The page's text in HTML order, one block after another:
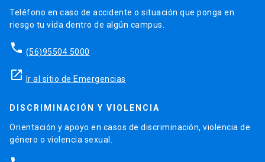
Teléfono en caso de accidente o situación que ponga en
riesgo tu vida dentro de algún campus.
phone (56)95504 5000
launch Ir al sitio de Emergencias
DISCRIMINACIÓN Y VIOLENCIA
Orientación y apoyo en casos de discriminación, violencia de
género o violencia sexual.